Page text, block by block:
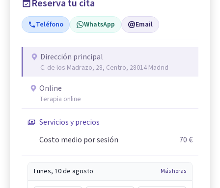
Reserva tu cita
Teléfono WhatsApp Email
Dirección principal
C. de los Madrazo, 28, Centro, 28014 Madrid
Online
Terapia online
Servicios y precios
Costo medio por sesión
70 €
Lunes, 10 de agosto Más horas